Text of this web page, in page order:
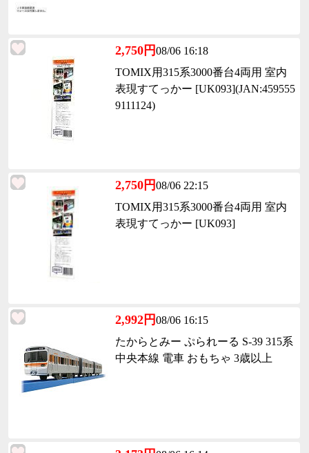
2,750円08/06 16:18
TOMIX用315系3000番台4両用 室内
表現すてっかー [UK093](JAN:459555
9111124)
2,750円08/06 22:15
TOMIX用315系3000番台4両用 室内
表現すてっかー [UK093]
2,992円08/06 16:15
たからとみー ぷられーる S-39 315系
中央本線 電車 おもちゃ 3歳以上